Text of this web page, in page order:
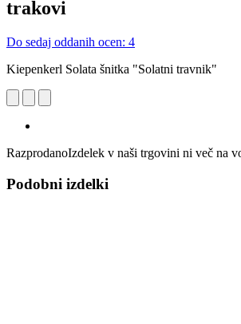
trakovi
Do sedaj oddanih ocen: 4
Kiepenkerl Solata šnitka "Solatni travnik"
RazprodanoIzdelek v naši trgovini ni več na
Podobni izdelki